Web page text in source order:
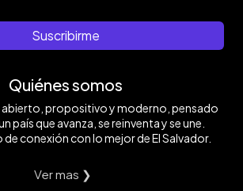
Suscribirme
Quiénes somos
propositivo y moderno, pensado
país que avanza, se reinventa y se une.
conexión con lo mejor de El Salvador.
Ver mas ❯